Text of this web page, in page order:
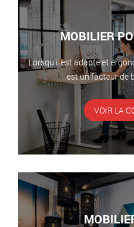
MOBILIER
Lorsqu’il est adapté et
est un facteur de
VOIR LA